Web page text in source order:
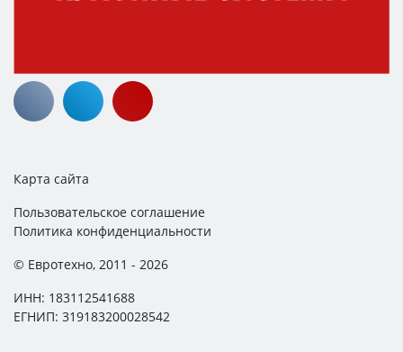
Карта сайта
Пользовательское соглашение
Политика конфиденциальности
© Евротехно, 2011 - 2026
ИНН: 183112541688
ЕГНИП: 319183200028542